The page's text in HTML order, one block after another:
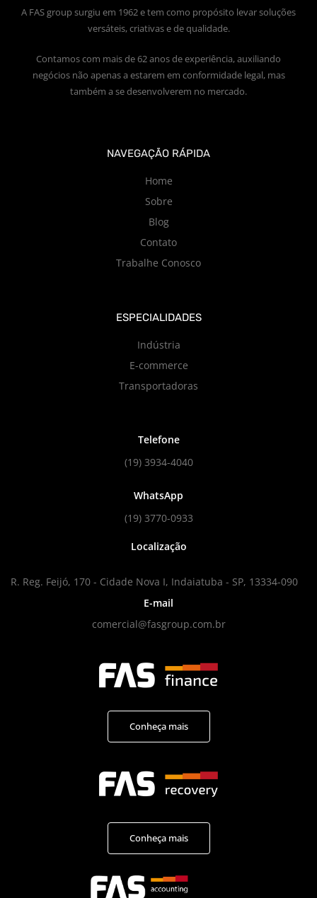
A FAS group surgiu em 1962 e tem como propósito levar soluções
versáteis, criativas e de qualidade.
Contamos com mais de 62 anos de experiência, auxiliando
negócios não apenas a estarem em conformidade legal, mas
também a se desenvolverem no mercado.
NAVEGAÇÃO RÁPIDA
Home
Sobre
Blog
Contato
Trabalhe Conosco
ESPECIALIDADES
Indústria
E-commerce
Transportadoras
Telefone
(19) 3934-4040
WhatsApp
(19) 3770-0933
Localização
R. Reg. Feijó, 170 - Cidade Nova I, Indaiatuba - SP, 13334-090
E-mail
comercial@fasgroup.com.br
Conheça mais
Conheça mais